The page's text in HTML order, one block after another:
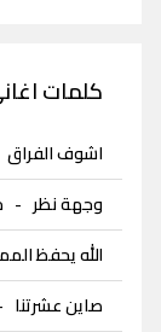
كلمات اغاني
اشوف الفراق
وجهة نظر -
الله يحفظ
صاين عشرتنا